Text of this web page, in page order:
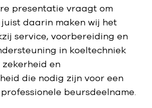
presentatie vraagt om
daarin maken wij het
service, voorbereiding en
in koeltechniek
zekerheid en
die nodig zijn voor een
beursdeelname.